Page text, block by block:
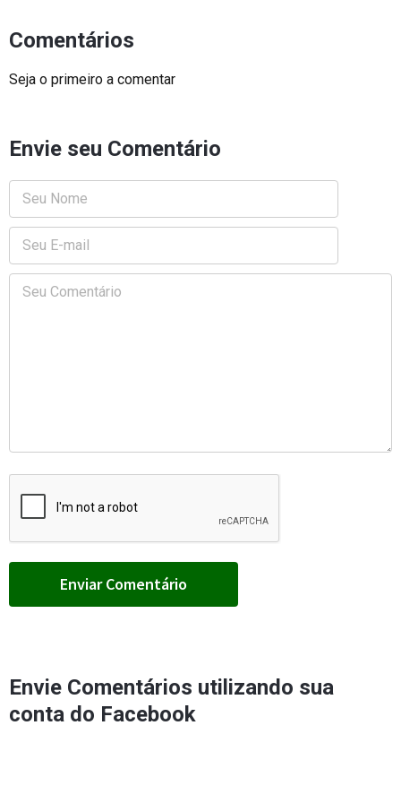
Comentários
Seja o primeiro a comentar
Envie seu Comentário
Envie Comentários utilizando sua
conta do Facebook